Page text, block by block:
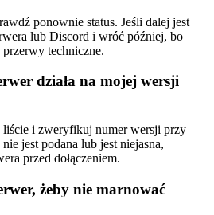
ponownie status. Jeśli dalej jest
lub Discord i wróć później, bo
techniczne.
działa na mojej wersji
i zweryfikuj numer wersji przy
jest podana lub jest niejasna,
przed dołączeniem.
żeby nie marnować